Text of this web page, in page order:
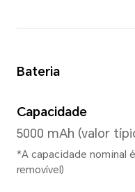
8GB+256GB